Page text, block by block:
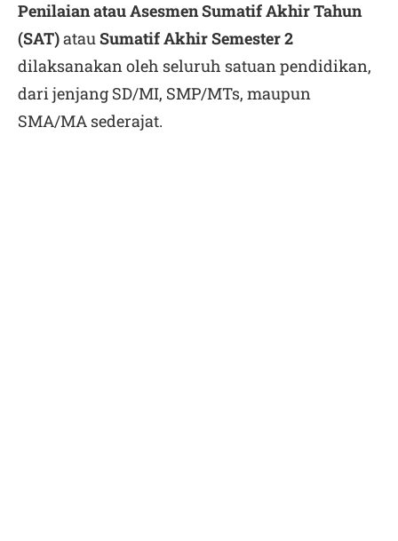
Penilaian atau Asesmen Sumatif Akhir Tahun
(SAT)atauSumatif Akhir Semester 2
dilaksanakan oleh seluruh satuan pendidikan,
dari jenjang SD/MI, SMP/MTs, maupun
SMA/MA sederajat.